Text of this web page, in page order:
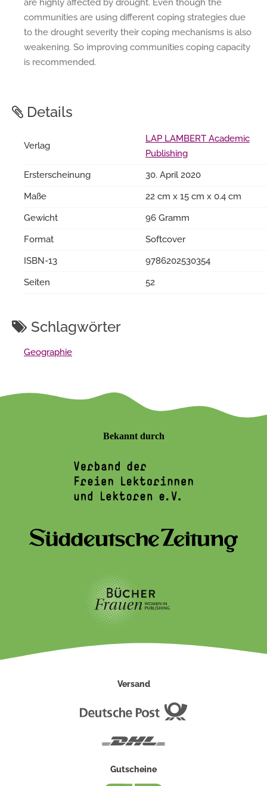
are highly affected by drought. Even though the
communities are using different coping strategies due
to the drought severity their coping mechanisms is also
weakening. So improving communities coping capacity
is recommended.
Details
Verlag
LAP LAMBERT Academic
Publishing
Ersterscheinung
30. April 2020
Maße
22 cm x 15 cm x 0.4 cm
Gewicht
96 Gramm
Format
Softcover
ISBN-13
9786202530354
Seiten
52
Schlagwörter
Geographie
Bekannt durch
Versand
Gutscheine